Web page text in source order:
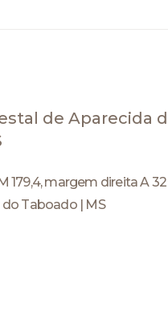
de Aparecida
179,4, margem direita A
Taboado | MS